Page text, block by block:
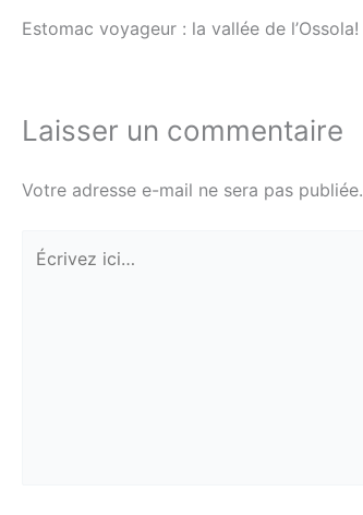
Estomac voyageur : la vallée de
Laisser un commentaire
Votre adresse e-mail ne sera pas publiée.
Écrivez
ici…